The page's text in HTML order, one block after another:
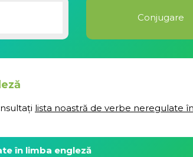
lista noastră de verbe neregulate
în limba engleză